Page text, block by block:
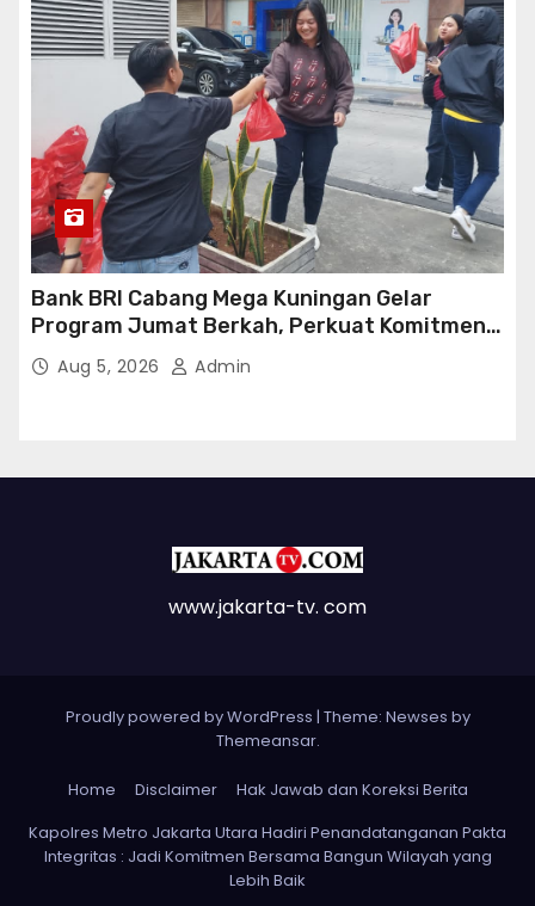
Bank BRI Cabang Mega Kuningan Gelar
Program Jumat Berkah, Perkuat Komitmen
untuk Saling Berbagai Kepada Masyarakat
Sekitar Kawasan Mega Kuningan
Aug 5, 2026 Admin
www.jakarta-tv. com
Proudly powered by WordPress | Theme: Newses by
Themeansar.
Home Disclaimer
Hak Jawab dan Koreksi Berita
Kapolres Metro Jakarta Utara Hadiri Penandatanganan Pakta
Integritas : Jadi Komitmen Bersama Bangun Wilayah yang
Lebih Baik